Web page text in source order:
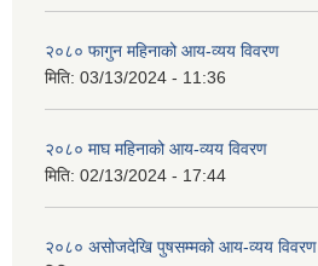
२०८० फागुन महिनाको आय-व्यय विवरण
मिति: 03/13/2024 - 11:36
२०८० माघ महिनाको आय-व्यय विवरण
मिति: 02/13/2024 - 17:44
२०८० असोजदेखि पुषसम्मको आय-व्यय विवरण